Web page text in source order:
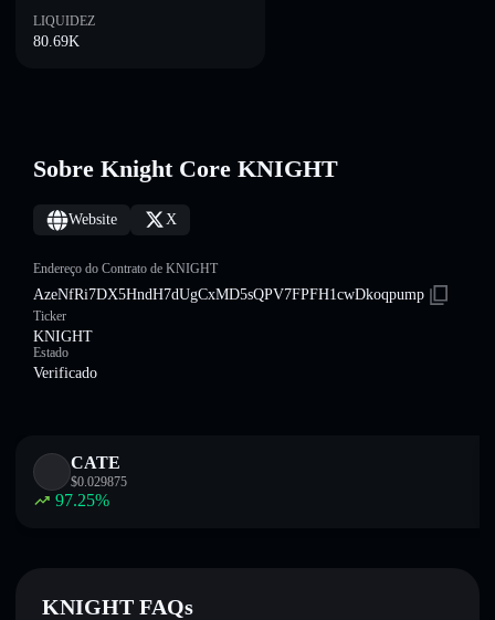
LIQUIDEZ
80.69K
Sobre Knight Core KNIGHT
Website X
Endereço do Contrato de KNIGHT
AzeNfRi7DX5HndH7dUgCxMD5sQPV7FPFH1cwDkoqpump
Ticker
KNIGHT
Estado
Verificado
CATE
$0.029875
97.25%
KNIGHT FAQs